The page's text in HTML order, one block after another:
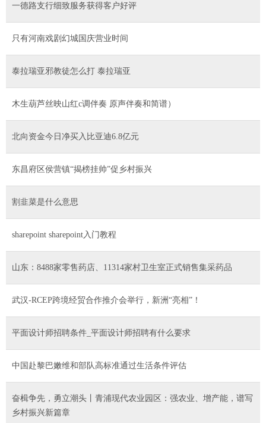
一德路支行细致服务获得客户好评
只有河南戏剧幻城国庆营业时间
泰拉瑞亚邪教徒怎么打 泰拉瑞亚
木生葫芦丝映山红c调伴奏 原声伴奏和简谱）
北向资金今日净买入比亚迪6.8亿元
东昌府区侯营镇“揭榜挂帅”促乡村振兴
割韭菜是什么意思
sharepoint sharepoint入门教程
山东：8488家零售药店、11314家村卫生室正式销售集采药品
武汉-RCEP跨境经贸合作推介会举行，新洲“亮相”！
平面设计师招聘条件_平面设计师招聘有什么要求
中国赴黎巴嫩维和部队高标准通过生活条件评估
奋楫争先，勇立潮头丨青浦现代农业园区：强农业、增产能，谱写
乡村振兴新篇章